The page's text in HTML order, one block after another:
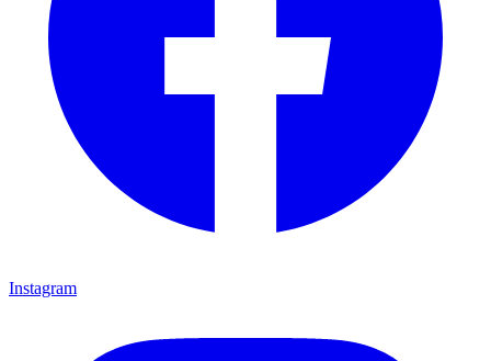
Instagram